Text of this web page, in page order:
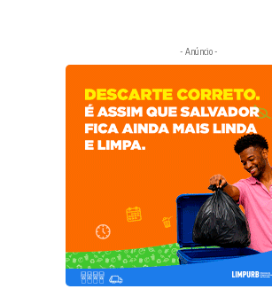
- Anúncio -